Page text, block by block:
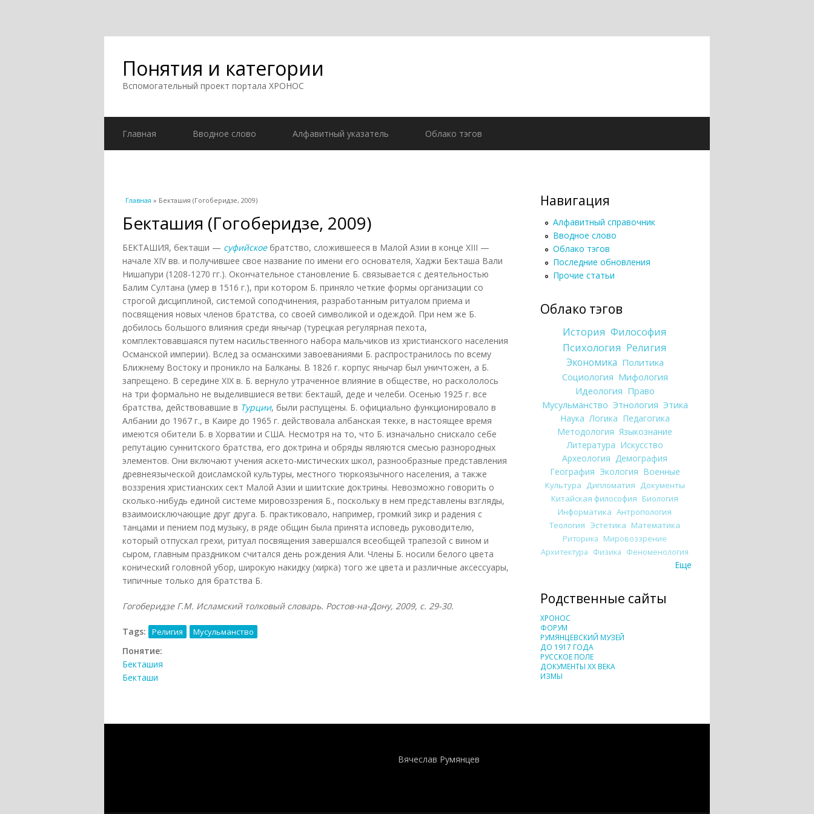
Понятия и категории
Вспомогательный проект портала ХРОНОС
Главная Вводное слово Алфавитный указатель Облако тэгов
Вы здесь
Главная » Бекташия (Гогоберидзе, 2009)
Бекташия (Гогоберидзе, 2009)
БЕКТАШИЯ, бекташи — суфийскоебратство, сложившееся в Малой Азии в конце XIII —
начале XIV вв. и получившее свое название по имени его основателя, Хаджи Бекташа Вали
Нишапури (1208-1270 гг.). Окончательное становление Б. связывается с деятельностью
Балим Султана (умер в 1516 г.), при котором Б. приняло четкие формы организации со
строгой дисциплиной, системой соподчинения, разработанным ритуалом приема и
посвящения новых членов братства, со своей символикой и одеждой. При нем же Б.
добилось большого влияния среди янычар (турецкая регулярная пехота,
комплектовавшаяся путем насильственного набора мальчиков из христианского населения
Османской империи). Вслед за османскими завоеваниями Б. распространилось по всему
Ближнему Востоку и проникло на Балканы. В 1826 г. корпус янычар был уничтожен, а Б.
запрещено. В середине XIX в. Б. вернуло утраченное влияние в обществе, но раскололось
на три формально не выделившиеся ветви: бекташй, деде и челеби. Осенью 1925 г. все
братства, действовавшие в Турции, были распущены. Б. официально функционировало в
Албании до 1967 г., в Каире до 1965 г. действовала албанская текке, в настоящее время
имеются обители Б. в Хорватии и США. Несмотря на то, что Б. изначально снискало себе
репутацию суннитского братства, его доктрина и обряды являются смесью разнородных
элементов. Они включают учения аскето-мистических школ, разнообразные представления
древнеязыческой доисламской культуры, местного тюркоязычного населения, а также
воззрения христианских сект Малой Азии и шиитские доктрины. Невозможно говорить о
сколько-нибудь единой системе мировоззрения Б., поскольку в нем представлены взгляды,
взаимоисключающие друг друга. Б. практиковало, например, громкий зикр и радения с
танцами и пением под музыку, в ряде общин была принята исповедь руководителю,
который отпускал грехи, ритуал посвящения завершался всеобщей трапезой с вином и
сыром, главным праздником считался день рождения Али. Члены Б. носили белого цвета
конический головной убор, широкую накидку (хирка) того же цвета и различные аксессуары,
типичные только для братства Б.
Гогоберидзе Г.М. Исламский толковый словарь. Ростов-на-Дону, 2009, с. 29-30.
Tags: Религия Мусульманство
Понятие:
Бекташия
Бекташи
Навигация
Алфавитный справочник
Вводное слово
Облако тэгов
Последние обновления
Прочие статьи
Облако тэгов
История Философия
Психология Религия
Экономика Политика
Социология Мифология
Идеология Право
Мусульманство Этнология Этика
Наука Логика Педагогика
Методология Языкознание
Литература Искусство
Археология Демография
География Экология Военные
Культура Дипломатия Документы
Китайская философия Биология
Информатика Антропология
Теология Эстетика Математика
Риторика Мировоззрение
Архитектура Физика Феноменология
Еще
Родственные сайты
ХРОНОС
ФОРУМ
РУМЯНЦЕВСКИЙ МУЗЕЙ
ДО 1917 ГОДА
РУССКОЕ ПОЛЕ
ДОКУМЕНТЫ XX ВЕКА
ИЗМЫ
Вячеслав Румянцев